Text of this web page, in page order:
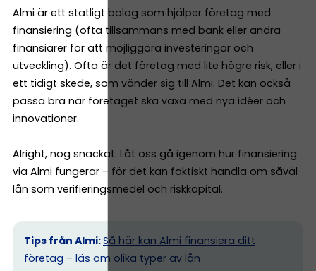
Almi är ett statligt bolag som hjälper företag med
finansiering (ofta tillsammans med bank eller andra
finansiärer för att möjliggöra investeringar och
utveckling). Ofta är det företag med lite högre risk, eller i
ett tidigt skede, som vänder sig till Almi. Det kan också
passa bra när företaget ska växa med nya idéer och
innovationer.
Alright, nog snackat. Låt oss gå igenom hur finansiering
via Almi fungerar – för det kan faktiskt handla om såväl
lån som verifieringsmedel och riskkapital.
Tips från Almi:Så här kan Almi finansiera ditt
företag – läs om olika typer av lån